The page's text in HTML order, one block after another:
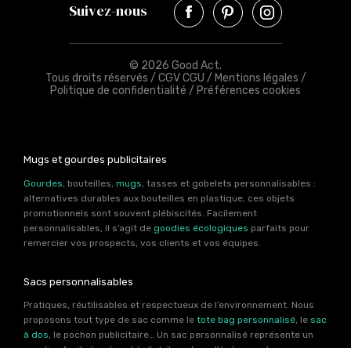
Suivez-nous
© 2026 Good Act.
Tous droits réservés / CGV CGU / Mentions légales /
Politique de confidentialité / Préférences cookies
Mugs et gourdes publicitaires
Gourdes , bouteilles, mugs , tasses et gobelets personnalisables :
alternatives durables aux bouteilles en plastique, ces objets
promotionnels sont souvent plébiscités. Facilement
personnalisables, il s’agit de goodies écologiques parfaits pour
remercier vos prospects, vos clients et vos équipes.
Sacs personnalisables
Pratiques, réutilisables et respectueux de l’environnement. Nous
proposons tout type de sac comme le tote bag personnalisé, le sac
à dos, le pochon publicitaire… Un sac personnalisé représente un